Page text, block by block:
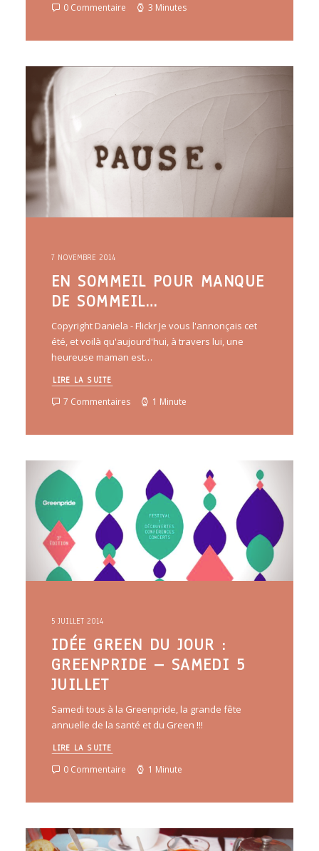
0 Commentaire 3 Minutes
7 NOVEMBRE 2014
EN SOMMEIL POUR MANQUE
DE SOMMEIL…
Copyright Daniela - Flickr Je vous l'annonçais cet
été, et voilà qu'aujourd'hui, à travers lui, une
heureuse maman est…
LIRE LA SUITE
7 Commentaires 1 Minute
5 JUILLET 2014
IDÉE GREEN DU JOUR :
GREENPRIDE – SAMEDI 5
JUILLET
Samedi tous à la Greenpride, la grande fête
annuelle de la santé et du Green !!!
LIRE LA SUITE
0 Commentaire 1 Minute